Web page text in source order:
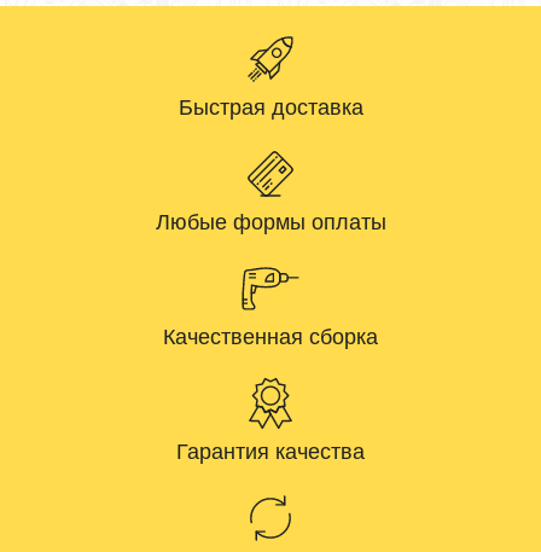
Быстрая доставка
Любые формы оплаты
Качественная сборка
Гарантия качества